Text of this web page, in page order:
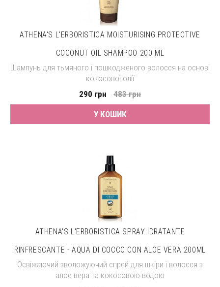
ATHENA'S L'ERBORISTICA MOISTURISING PROTECTIVE
COCONUT OIL SHAMPOO 200 ML
Шампунь для тьмяного і пошкодженого волосся на основі
кокосової олії
290 грн
483 грн
У КОШИК
ATHENA'S L'ERBORISTICA SPRAY IDRATANTE
RINFRESCANTE - AQUA DI COCCO CON ALOE VERA 200ML
Освіжаючий зволожуючий спрей для шкіри і волосся з
алое вера та кокосовою водою